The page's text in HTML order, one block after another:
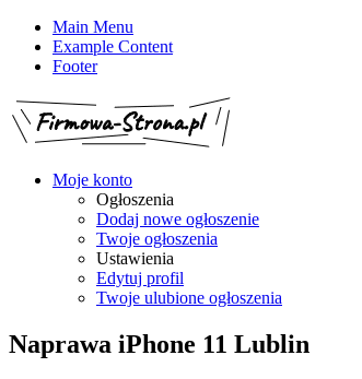
Main Menu
Example Content
Footer
Moje konto
Ogłoszenia
Dodaj nowe ogłoszenie
Twoje ogłoszenia
Ustawienia
Edytuj profil
Twoje ulubione ogłoszenia
Naprawa iPhone 11 Lublin